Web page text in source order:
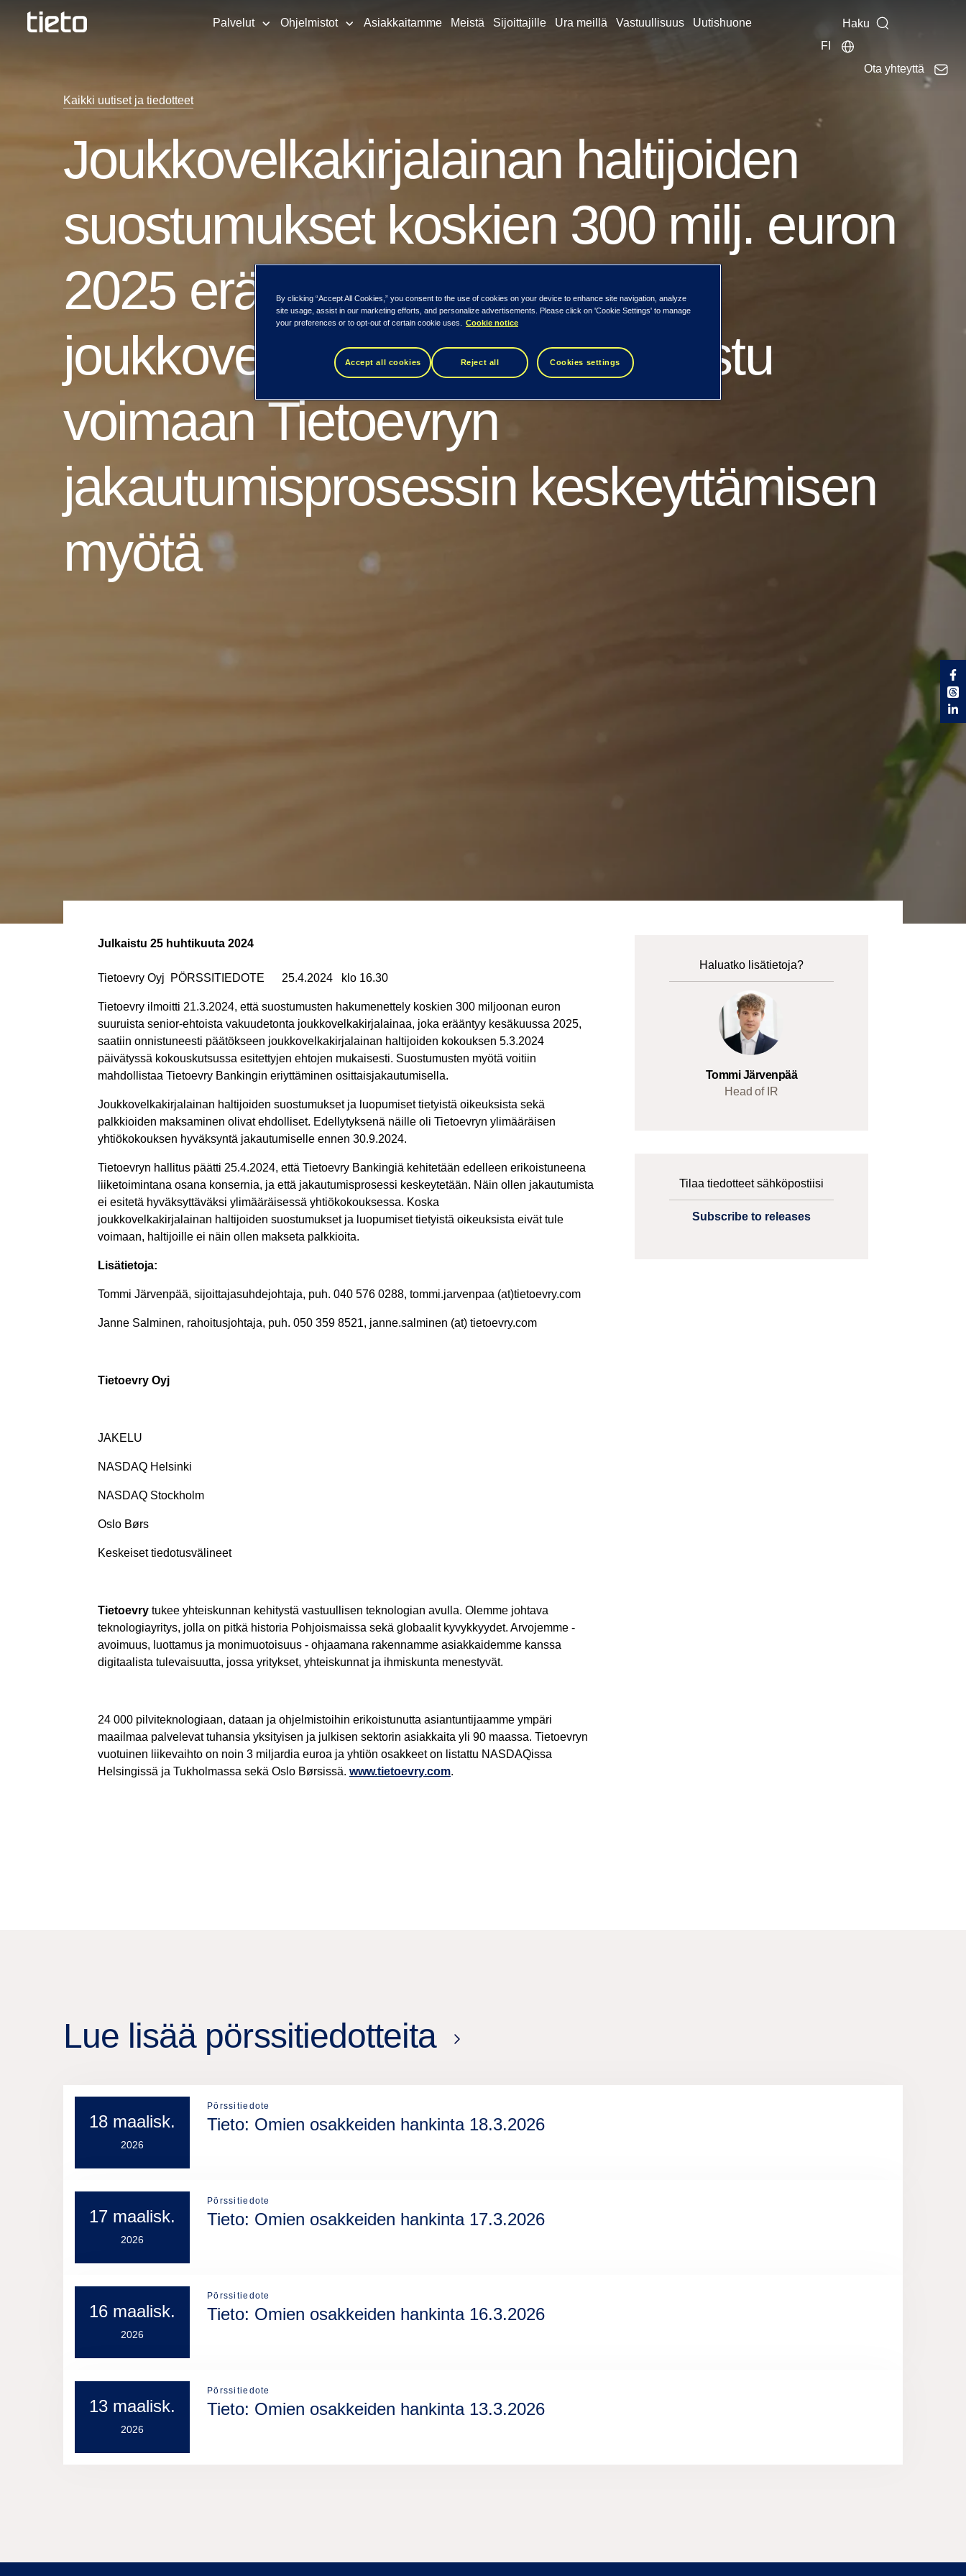
Palvelut Ohjelmistot Asiakkaitamme Meistä Sijoittajille Ura meillä Vastuullisuus Uutishuone
Haku
FI
Ota yhteyttä
Kaikki uutiset ja tiedotteet
Joukkovelkakirjalainan haltijoiden
suostumukset koskien 300 milj. euron
2025 erääntyvää
joukkovelkakirjalainaa eivät astu
voimaan Tietoevryn
jakautumisprosessin keskeyttämisen
myötä
Julkaistu 25 huhtikuuta 2024
Tietoevry Oyj PÖRSSITIEDOTE 25.4.2024 klo 16.30
Tietoevry ilmoitti 21.3.2024, että suostumusten hakumenettely koskien 300 miljoonan euron
suuruista senior-ehtoista vakuudetonta joukkovelkakirjalainaa, joka erääntyy kesäkuussa 2025,
saatiin onnistuneesti päätökseen joukkovelkakirjalainan haltijoiden kokouksen 5.3.2024
päivätyssä kokouskutsussa esitettyjen ehtojen mukaisesti. Suostumusten myötä voitiin
mahdollistaa Tietoevry Bankingin eriyttäminen osittaisjakautumisella.
Joukkovelkakirjalainan haltijoiden suostumukset ja luopumiset tietyistä oikeuksista sekä
palkkioiden maksaminen olivat ehdolliset. Edellytyksenä näille oli Tietoevryn ylimääräisen
yhtiökokouksen hyväksyntä jakautumiselle ennen 30.9.2024.
Tietoevryn hallitus päätti 25.4.2024, että Tietoevry Bankingiä kehitetään edelleen erikoistuneena
liiketoimintana osana konsernia, ja että jakautumisprosessi keskeytetään. Näin ollen jakautumista
ei esitetä hyväksyttäväksi ylimääräisessä yhtiökokouksessa. Koska
joukkovelkakirjalainan haltijoiden suostumukset ja luopumiset tietyistä oikeuksista eivät tule
voimaan, haltijoille ei näin ollen makseta palkkioita.
Lisätietoja:
Tommi Järvenpää, sijoittajasuhdejohtaja, puh. 040 576 0288, tommi.jarvenpaa (at)tietoevry.com
Janne Salminen, rahoitusjohtaja, puh. 050 359 8521, janne.salminen (at) tietoevry.com
Tietoevry Oyj
JAKELU
NASDAQ Helsinki
NASDAQ Stockholm
Oslo Børs
Keskeiset tiedotusvälineet
Tietoevry tukee yhteiskunnan kehitystä vastuullisen teknologian avulla. Olemme johtava
teknologiayritys, jolla on pitkä historia Pohjoismaissa sekä globaalit kyvykkyydet. Arvojemme -
avoimuus, luottamus ja monimuotoisuus - ohjaamana rakennamme asiakkaidemme kanssa
digitaalista tulevaisuutta, jossa yritykset, yhteiskunnat ja ihmiskunta menestyvät.
24 000 pilviteknologiaan, dataan ja ohjelmistoihin erikoistunutta asiantuntijaamme ympäri
maailmaa palvelevat tuhansia yksityisen ja julkisen sektorin asiakkaita yli 90 maassa. Tietoevryn
vuotuinen liikevaihto on noin 3 miljardia euroa ja yhtiön osakkeet on listattu NASDAQissa
Helsingissä ja Tukholmassa sekä Oslo Børsissä. www.tietoevry.com.
Haluatko lisätietoja?
Tommi Järvenpää
Head of IR
Tilaa tiedotteet sähköpostiisi
Subscribe to releases
Lue lisää pörssitiedotteita
18 maalisk.
2026
Pörssitiedote
Tieto: Omien osakkeiden hankinta 18.3.2026
17 maalisk.
2026
Pörssitiedote
Tieto: Omien osakkeiden hankinta 17.3.2026
16 maalisk.
2026
Pörssitiedote
Tieto: Omien osakkeiden hankinta 16.3.2026
13 maalisk.
2026
Pörssitiedote
Tieto: Omien osakkeiden hankinta 13.3.2026
By clicking “Accept All Cookies,” you consent to the use of cookies on your device to enhance site navigation, analyze
site usage, assist in our marketing efforts, and personalize advertisements. Please click on 'Cookie Settings' to manage
your preferences or to opt-out of certain cookie uses.
Cookie notice
Accept all cookies Reject all Cookies settings